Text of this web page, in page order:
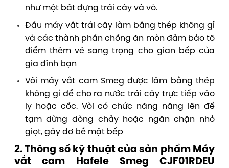
như một bát đựng trái cây và vỏ.
Đầu máy vắt trái cây làm bằng thép không gỉ
và các thành phần chống ăn mòn đảm bảo tô
điểm thêm vẻ sang trọng cho gian bếp của
gia đình bạn
Vòi máy vắt cam Smeg được làm bằng thép
không gỉ để cho ra nước trái cây trực tiếp vào
ly hoặc cốc. Vòi có chức năng nâng lên để
tạm dừng dòng chảy hoặc ngăn chặn nhỏ
giọt, gây dơ bề mặt bếp
2. Thông số kỹ thuật của sản phẩm Máy
vắt cam Hafele Smeg CJF01RDEU